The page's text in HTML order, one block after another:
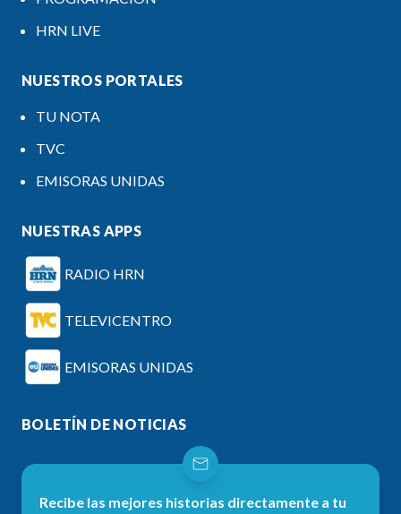
HRN LIVE
NUESTROS PORTALES
TU NOTA
TVC
EMISORAS UNIDAS
NUESTRAS APPS
RADIO HRN
TELEVICENTRO
EMISORAS UNIDAS
BOLETÍN DE NOTICIAS
Recibe las mejores historias directamente a tu